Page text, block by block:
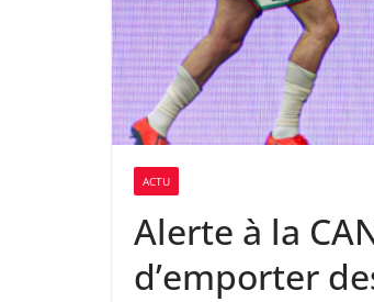
ACTU
Alerte à la
d’emporter